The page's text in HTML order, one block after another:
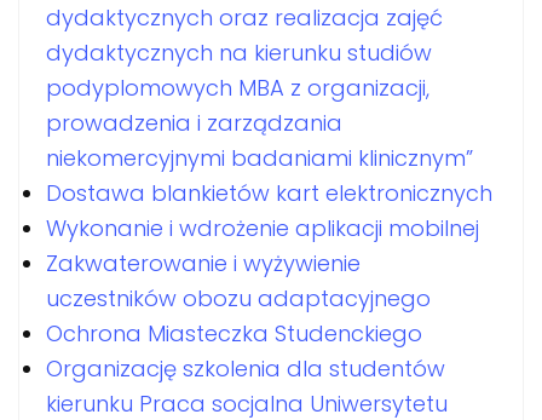
dydaktycznych oraz realizacja zajęć
dydaktycznych na kierunku studiów
podyplomowych MBA z organizacji,
prowadzenia i zarządzania
niekomercyjnymi badaniami klinicznym”
Dostawa blankietów kart elektronicznych
Wykonanie i wdrożenie aplikacji mobilnej
Zakwaterowanie i wyżywienie
uczestników obozu adaptacyjnego
Ochrona Miasteczka Studenckiego
Organizację szkolenia dla studentów
kierunku Praca socjalna Uniwersytetu